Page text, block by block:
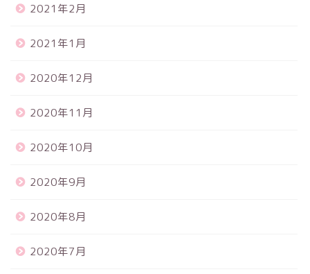
2021年2月
2021年1月
2020年12月
2020年11月
2020年10月
2020年9月
2020年8月
2020年7月